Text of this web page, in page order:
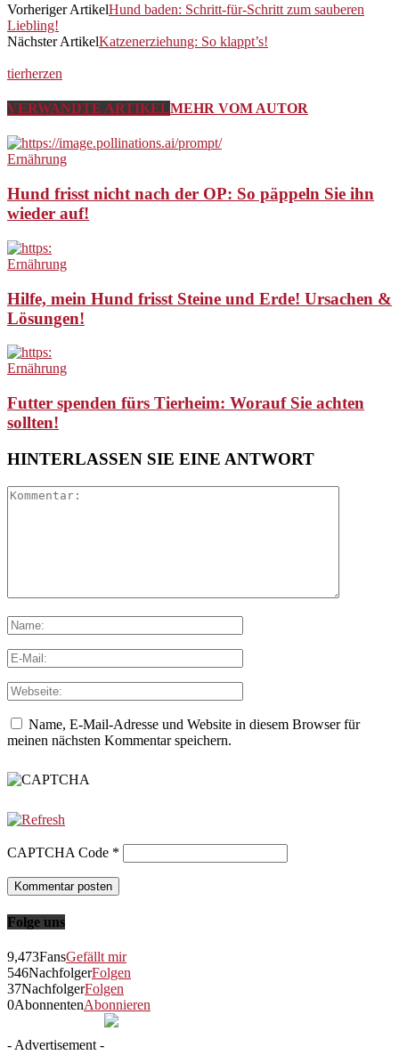
Vorheriger ArtikelHund baden: Schritt-für-Schritt zum sauberen
Liebling!
Nächster ArtikelKatzenerziehung: So klappt’s!
tierherzen
VERWANDTE ARTIKELMEHR VOM AUTOR
Ernährung
Hund frisst nicht nach der OP: So päppeln Sie ihn
wieder auf!
Ernährung
Hilfe, mein Hund frisst Steine und Erde! Ursachen &
Lösungen!
Ernährung
Futter spenden fürs Tierheim: Worauf Sie achten
sollten!
HINTERLASSEN SIE EINE ANTWORT
Name, E-Mail-Adresse und Website in diesem Browser für
meinen nächsten Kommentar speichern.
CAPTCHA Code *
Folge uns
9,473FansGefällt mir
546NachfolgerFolgen
37NachfolgerFolgen
0AbonnentenAbonnieren
- Advertisement -